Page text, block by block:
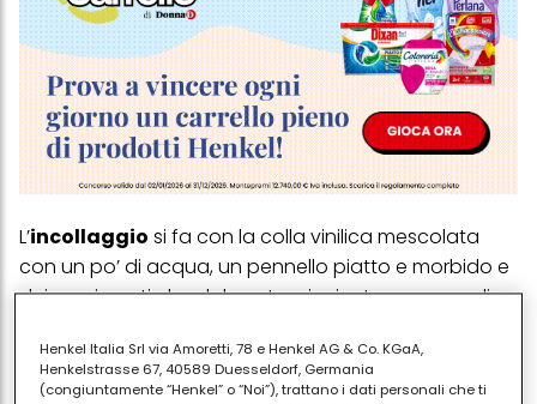
L’incollaggio si fa con la colla vinilica mescolata
con un po’ di acqua, un pennello piatto e morbido e
dei movimenti che dal centro si orientano verso gli
la colla sul retro delle immagini e, di nuovo, sul diritto.
In questo modo, rivesti le scatoline senza grinze
Henkel Italia Srl via Amoretti, 78 e Henkel AG & Co. KGaA,
Henkelstrasse 67, 40589 Duesseldorf, Germania
(congiuntamente “Henkel” o “Noi”), trattano i dati personali che ti